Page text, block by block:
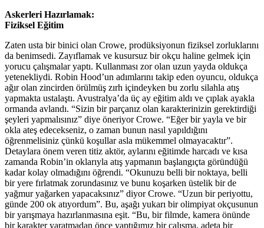
Askerleri Hazırlamak:
Fiziksel Eğitim
Zaten usta bir binici olan Crowe, prodüksiyonun fiziksel zorluklarını
da benimsedi. Zayıflamak ve kusursuz bir okçu haline gelmek için
yorucu çalışmalar yaptı. Kullanması zor olan uzun yayda oldukça
yetenekliydi. Robin Hood’un adımlarını takip eden oyuncu, oldukça
ağır olan zincirden örülmüş zırh içindeyken bu zorlu silahla atış
yapmakta ustalaştı. Avustralya’da üç ay eğitim aldı ve çıplak ayakla
ormanda avlandı. “Sizin bir parçanız olan karakterinizin gerektirdiği
şeyleri yapmalısınız” diye öneriyor Crowe. “Eğer bir yayla ve bir
okla ateş edecekseniz, o zaman bunun nasıl yapıldığını
öğrenmelisiniz çünkü koşullar asla mükemmel olmayacaktır”.
Detaylara önem veren titiz aktör, aylarını eğitimde harcadı ve kısa
zamanda Robin’in oklarıyla atış yapmanın başlangıçta göründüğü
kadar kolay olmadığını öğrendi. “Okunuzu belli bir noktaya, belli
bir yere fırlatmak zorundasınız ve bunu koşarken üstelik bir de
yağmur yağarken yapacaksınız” diyor Crowe. “Uzun bir periyottu,
günde 200 ok atıyordum”. Bu, aşağı yukarı bir olimpiyat okçusunun
bir yarışmaya hazırlanmasına eşit. “Bu, bir filmde, kamera önünde
bir karakter yaratmadan önce yaptığımız bir çalışma, adeta bir